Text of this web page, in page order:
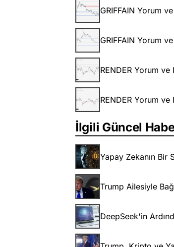
GRIFFAIN Yorum
GRIFFAIN Yorum
RENDER Yorum
RENDER Yorum
İlgili Güncel
Yapay Zekanın Bir
Trump Ailesiyle
DeepSeek'in